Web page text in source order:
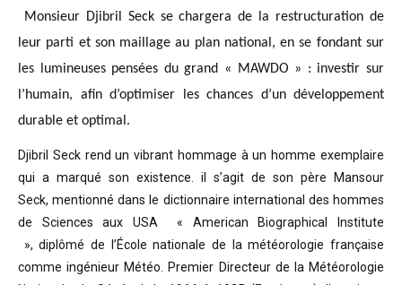
Monsieur Djibril Seck se chargera de la restructuration de
leur parti et son maillage au plan national, en se fondant sur
les lumineuses pensées du grand « MAWDO » : investir sur
l’humain, afin d’optimiser les chances d’un développement
durable et optimal.
Djibril Seck rend un vibrant hommage à un homme exemplaire
qui a marqué son existence. il s’agit de son père Mansour
Seck,mentionné dans le dictionnaire international des hommes
de Sciences aux USA « American Biographical Institute
», diplômé de l’École nationale de la météorologie française
comme ingénieur Météo. Premier Directeur de la Météorologie